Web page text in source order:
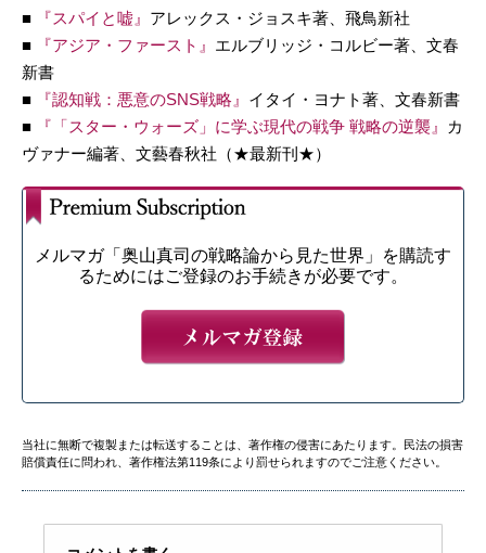
■ 『スパイと嘘』 アレックス・ジョスキ著、飛鳥新社
■
『アジア・ファースト』 エルブリッジ・コルビー著、文春
新書
■
『認知戦：悪意のSNS戦略』 イタイ・ヨナト著、文春新書
■
『「スター・ウォーズ」 に学ぶ現代の戦争 戦略の逆襲』
カ
ヴァナー編著、文藝春秋社（★最新刊★）
メルマガ「奥山真司の戦略論から見た世界」を購読す
るためにはご登録のお手続きが必要です。
当社に無断で複製または転送することは、著作権の侵害にあたります。民法の損害
賠償責任に問われ、著作権法第119条により罰せられますのでご注意ください。